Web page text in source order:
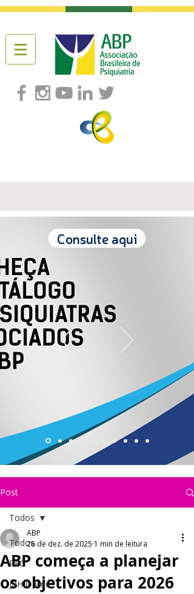
Consulte aqui
Post
Todos
PEC
JPH Online
Todos
ABP começa a planejar
os objetivos para 2026
ABP
26 de dez. de 2025 1 min de leitura